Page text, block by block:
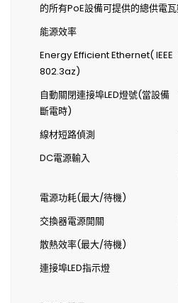
的所有PoE設備可提供的總供電
能源效率
Energy Efficient Ethernet( IEEE
802.3az)
自動關閉連接埠LED燈號(當設備
斷電時)
線材短路偵測
DC電源輸入
電源功耗(最大/待機)
交換器電源開關
散熱效率(最大/待機)
連接埠LED指示燈